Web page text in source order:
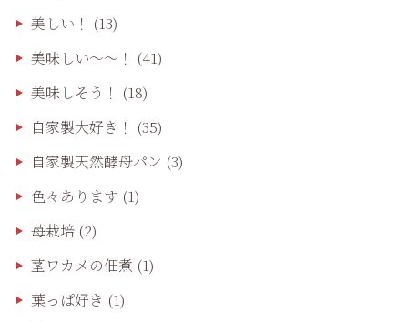
美しい！ (13)
美味しい〜〜！ (41)
美味しそう！ (18)
自家製大好き！ (35)
自家製天然酵母パン (3)
色々あります (1)
苺栽培(2)
茎ワカメの佃煮 (1)
葉っぱ好き (1)